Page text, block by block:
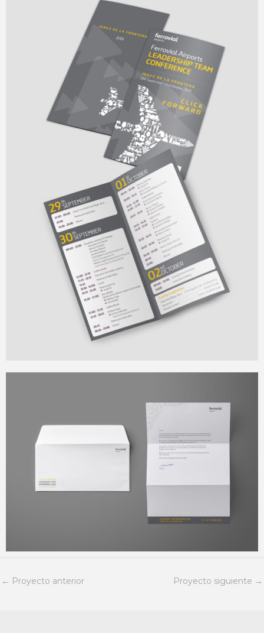
← Proyecto anterior Proyecto siguiente →